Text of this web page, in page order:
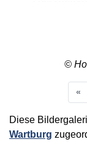
©
«
Diese
Wartburg